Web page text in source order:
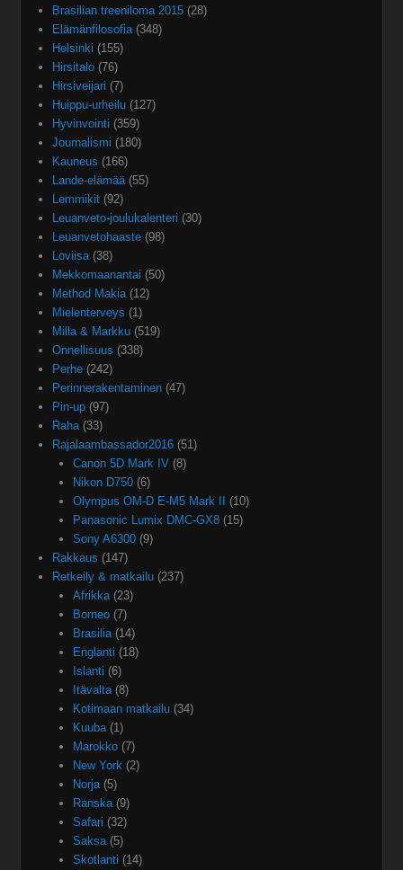
Brasilian treeniloma 2015 (28)
Elämänfilosofia(348)
Helsinki (155)
Hirsitalo (76)
Hirsiveijari (7)
Huippu-urheilu (127)
Hyvinvointi (359)
Journalismi (180)
Kauneus (166)
Lande-elämää(55)
Lemmikit (92)
Leuanveto-joulukalenteri (30)
Leuanvetohaaste (98)
Loviisa(38)
Mekkomaanantai (50)
Method Makia(12)
Mielenterveys (1)
Milla & Markku (519)
Onnellisuus (338)
Perhe (242)
Perinnerakentaminen (47)
Pin-up (97)
Raha(33)
Rajalaambassador2016 (51)
Canon 5D Mark IV(8)
Nikon D750(6)
Olympus OM-D E-M5 Mark II
(10)
Panasonic Lumix DMC-GX8(15)
Sony A6300(9)
Rakkaus (147)
Retkeily & matkailu (237)
Afrikka(23)
Borneo(7)
Brasilia(14)
Englanti (18)
Islanti (6)
Itävalta(8)
Kotimaan matkailu(34)
Kuuba(1)
Marokko(7)
New York(2)
Norja(5)
Ranska(9)
Safari (32)
Saksa(5)
Skotlanti (14)